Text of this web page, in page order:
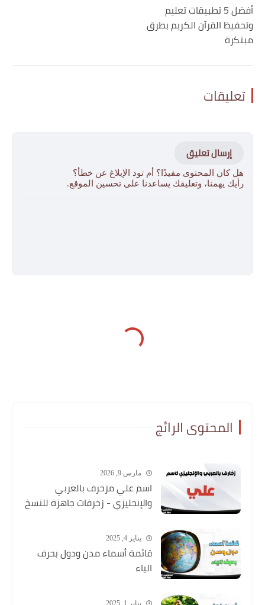
أفضل 5 تطبيقات تعليم
وتحفيظ القرآن الكريم بطرق
مبتكرة
تعليقات
إرسال تعليق
هل كان المحتوى مفيدًا؟ أم تود الإبلاغ عن خطأ؟
رأيك يهمنا، وتعليقك يساعدنا على تحسين الموقع.
المحتوى الرائج
مارس 9, 2026
اسم علي مزخرف بالعربي
والإنجليزي - زخرفات جاهزة للنسخ
يناير 4, 2025
قائمة أسماء مدن ودول بحرف
الياء
يناير 1, 2025